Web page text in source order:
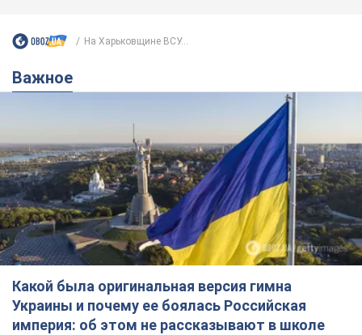
На Харьковщине ВСУ...
Важное
Какой была оригинальная версия гимна
Украины и почему ее боялась Российская
империя: об этом не рассказывают в школе